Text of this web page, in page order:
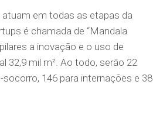
em todas as etapas da
é chamada de “Mandala
a inovação e o uso de
mil m². Ao todo, serão 22
146 para internações e 38